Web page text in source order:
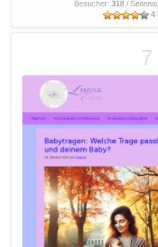
Besucher: 318 /
4
7